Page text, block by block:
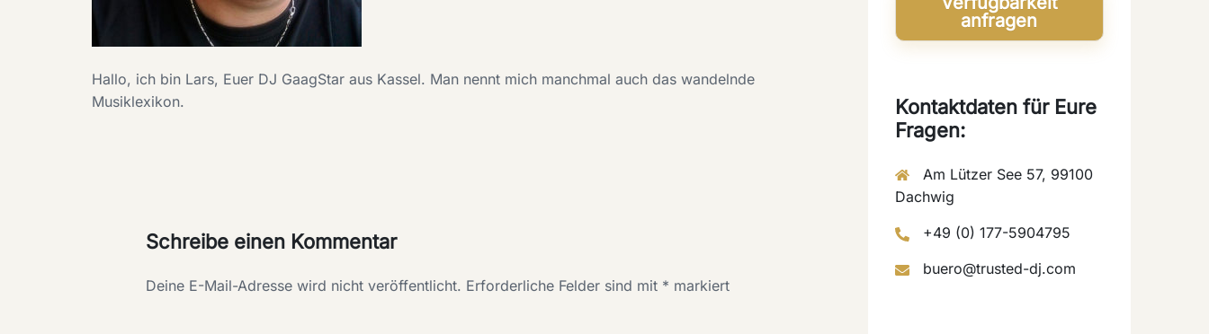
Hallo, ich bin Lars, Euer DJ GaagStar aus Kassel. Man nennt mich manchmal auch das wandelnde
Musiklexikon.
Schreibe einen Kommentar
Deine E-Mail-Adresse wird nicht veröffentlicht. Erforderliche Felder sind mit * markiert
anfragen
Kontaktdaten für Eure
Fragen:
Am Lützer See 57, 99100
Dachwig
+49 (0) 177-5904795
buero@trusted-dj.com